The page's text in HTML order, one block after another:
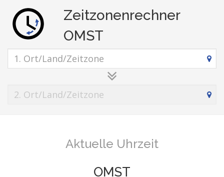
Zeitzonenrechner
OMST
Aktuelle Uhrzeit
OMST